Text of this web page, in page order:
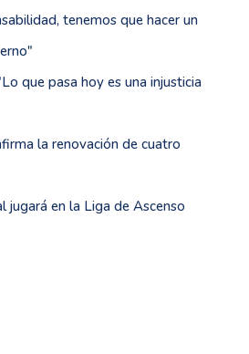
tenemos que hacer un
que pasa hoy es una injusticia
la renovación de cuatro
jugará en la Liga de Ascenso